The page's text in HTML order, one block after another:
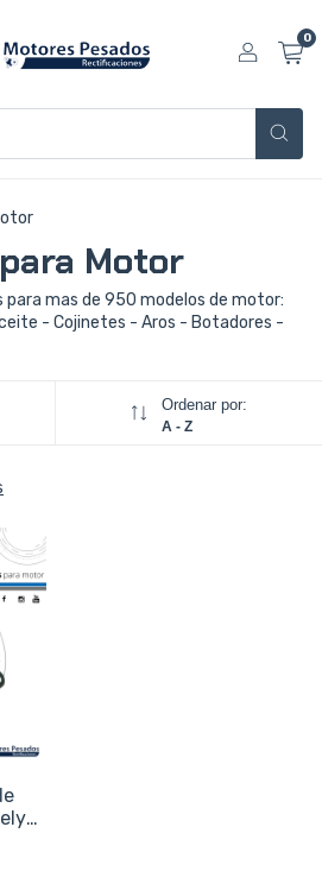
0
Motor
mas de 950 modelos de motor:
- Cojinetes - Aros - Botadores -
Ordenar por:
A - Z